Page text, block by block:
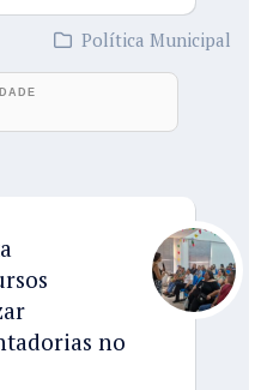
Política Municipal
no